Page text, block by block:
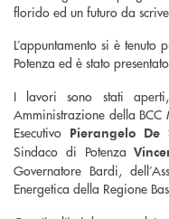
florido ed un futuro da
L’appuntamento si è tenuto
Potenza ed è stato
I lavori sono stati
Amministrazione della BCC
Esecutivo Pierangelo De
Sindaco di Potenza
Governatore Bardi,
Energetica della Regione